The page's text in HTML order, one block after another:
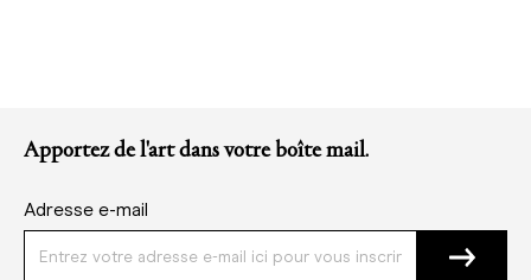
Apportez de l'art dans votre boîte mail.
Adresse e-mail